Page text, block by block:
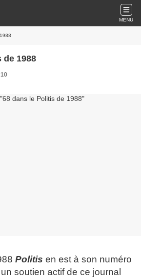
MENU
de 1988
Politis en est à son numéro
soutien actif de ce journal